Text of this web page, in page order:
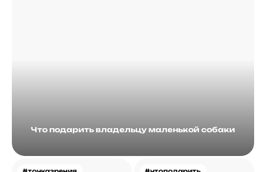
Что подарить владельцу маленькой собаки